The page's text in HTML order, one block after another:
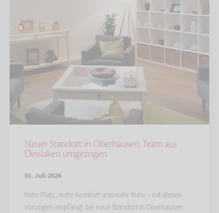
Neuer Standort in Oberhausen: Team aus
Dinslaken umgezogen
01. Juli 2026
Mehr Platz, mehr Komfort und mehr Ruhe – mit diesen
Vorzügen empfängt der neue Standort in Oberhausen